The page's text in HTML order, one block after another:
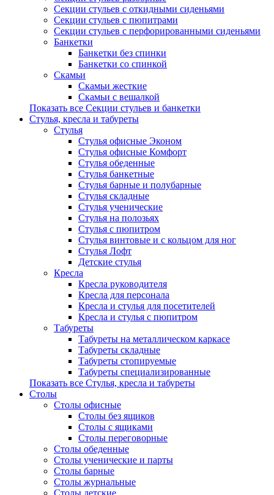
Секции стульев с откидными сиденьями
Секции стульев с пюпитрами
Секции стульев с перфорированными сиденьями
Банкетки
Банкетки без спинки
Банкетки со спинкой
Скамьи
Скамьи жесткие
Скамьи с вешалкой
Показать все Секции стульев и банкетки
Стулья, кресла и табуреты
Стулья
Стулья офисные Эконом
Стулья офисные Комфорт
Стулья обеденные
Стулья банкетные
Стулья барные и полубарные
Стулья складные
Стулья ученические
Стулья на полозьях
Стулья с пюпитром
Стулья винтовые и с кольцом для ног
Стулья Лофт
Детские стулья
Кресла
Кресла руководителя
Кресла для персонала
Кресла и стулья для посетителей
Кресла и стулья с пюпитром
Табуреты
Табуреты на металлическом каркасе
Табуреты складные
Табуреты стопируемые
Табуреты специализированные
Показать все Стулья, кресла и табуреты
Столы
Столы офисные
Столы без ящиков
Столы с ящиками
Столы переговорные
Столы обеденные
Столы ученические и парты
Столы барные
Столы журнальные
Столы детские